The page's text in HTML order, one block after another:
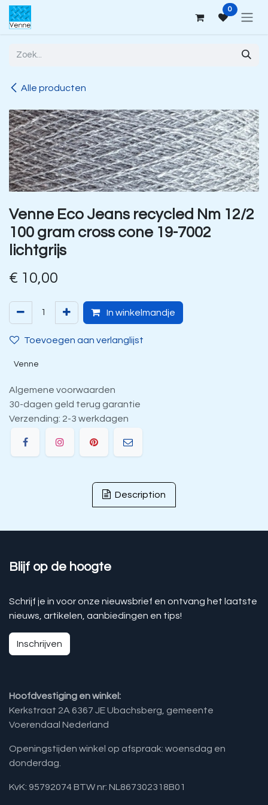
Overslaan naar inhoud 0
Alle producten
Venne Eco Jeans recycled Nm 12/2
100 gram cross cone 19-7002
lichtgrijs
€ 10,00
In winkelmandje
Toevoegen aan verlanglijst
Venne
Algemene voorwaarden
30-dagen geld terug garantie
Verzending: 2-3 werkdagen
Description
Blijf op de hoogte
Schrijf je in voor onze nieuwsbrief en ontvang het laatste
nieuws, artikelen, aanbiedingen en tips!
Inschrijven
Hoofdvestiging en winkel:
Kerkstraat 2A 6367 JE Ubachsberg, gemeente
Voerendaal Nederland
Openingstijden winkel op afspraak: woensdag en
donderdag.
KvK: 95792074 BTW nr: NL867302318B01